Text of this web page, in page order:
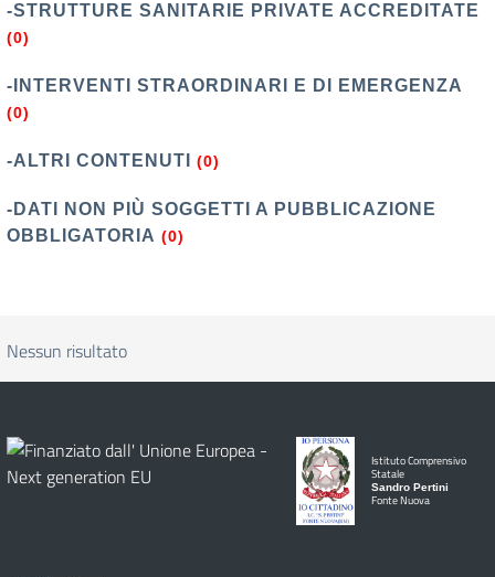
-STRUTTURE SANITARIE PRIVATE ACCREDITATE
(0)
-INTERVENTI STRAORDINARI E DI EMERGENZA
(0)
-ALTRI CONTENUTI (0)
-DATI NON PIÙ SOGGETTI A PUBBLICAZIONE
OBBLIGATORIA (0)
Nessun risultato
Istituto Comprensivo
Statale
Sandro Pertini
Fonte Nuova